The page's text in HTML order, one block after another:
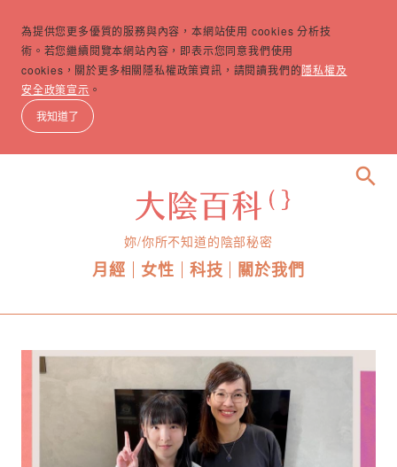
為提供您更多優質的服務與內容，本網站使用 cookies 分析技
術。若您繼續閱覽本網站內容，即表示您同意我們使用
cookies，關於更多相關隱私權政策資訊，請閱讀我們的隱私權及
安全政策宣示 。
我知道了
妳/你所不知道的陰部秘密
月經 女性 科技 關於我們
search